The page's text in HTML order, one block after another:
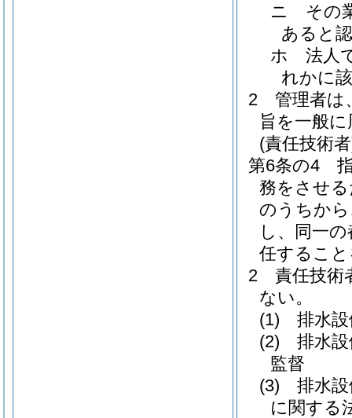
ニ
その
あると
ホ
法人
れかに
2
管理者は
旨を一般
(責任技術
第6条の4
務をさせ
のうちか
し、同一
任するこ
2
責任技術
ない。
(1)
排水
(2)
排水
監督
(3)
排水
に関する